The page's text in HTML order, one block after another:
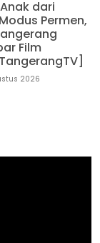
dari
Permen,
Film
2026